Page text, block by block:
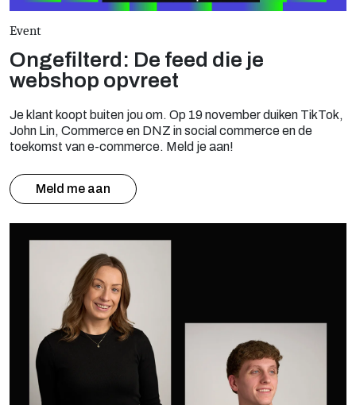
Event
Ongefilterd: De feed die je
webshop opvreet
Je klant koopt buiten jou om. Op 19 november duiken TikTok,
John Lin, Commerce en DNZ in social commerce en de
toekomst van e-commerce. Meld je aan!
Meld me aan